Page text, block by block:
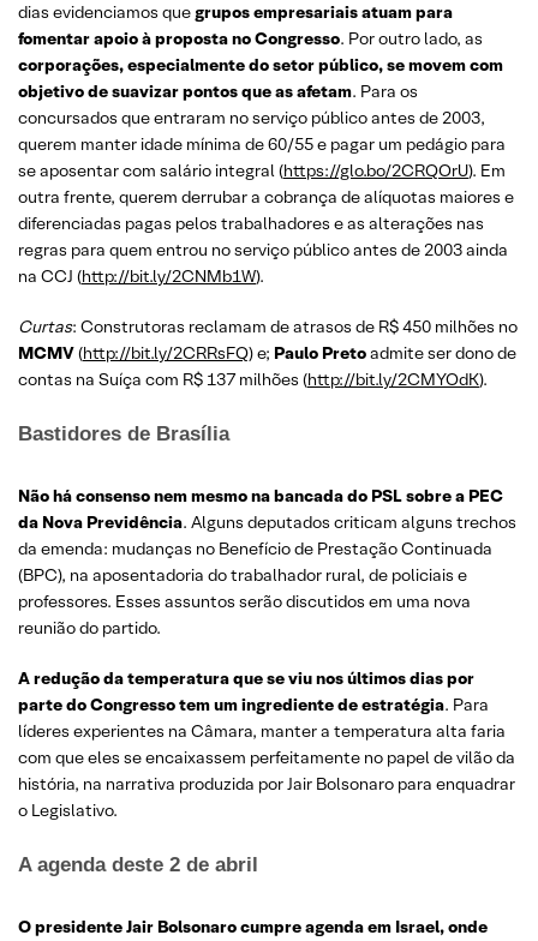
dias evidenciamos que grupos empresariais atuam para
fomentar apoio à proposta no Congresso. Por outro lado, as
corporações, especialmente do setor público, se movem com
objetivo de suavizar pontos que as afetam. Para os
concursados que entraram no serviço público antes de 2003,
querem manter idade mínima de 60/55 e pagar um pedágio para
se aposentar com salário integral (https://glo.bo/2CRQOrU). Em
outra frente, querem derrubar a cobrança de alíquotas maiores e
diferenciadas pagas pelos trabalhadores e as alterações nas
regras para quem entrou no serviço público antes de 2003 ainda
na CCJ (http://bit.ly/2CNMb1W).
Curtas: Construtoras reclamam de atrasos de R$ 450 milhões no
MCMV(http://bit.ly/2CRRsFQ) e; Paulo Pretoadmite ser dono de
contas na Suíça com R$ 137 milhões (http://bit.ly/2CMYOdK).
Bastidores de Brasília
Não há consenso nem mesmo na bancada do PSL sobre a PEC
da Nova Previdência. Alguns deputados criticam alguns trechos
da emenda: mudanças no Benefício de Prestação Continuada
(BPC), na aposentadoria do trabalhador rural, de policiais e
professores. Esses assuntos serão discutidos em uma nova
reunião do partido.
A redução da temperatura que se viu nos últimos dias por
parte do Congresso tem um ingrediente de estratégia. Para
líderes experientes na Câmara, manter a temperatura alta faria
com que eles se encaixassem perfeitamente no papel de vilão da
história, na narrativa produzida por Jair Bolsonaro para enquadrar
o Legislativo.
A agenda deste 2 de abril
O presidente Jair Bolsonaro cumpre agenda em Israel, onde